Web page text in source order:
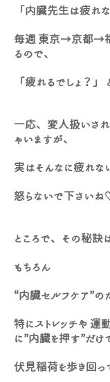
「内臓先生は疲れ
毎週 東京→京都→福
るので、
「疲れるでしょ？」
一応、変人扱いされ
ゃいますが、
実はそんなに疲れな
怒らないで下さい
ところで、その秘訣
もちろん
“内臓セルフケア”の
特にストレッチや
に”内臓を押す”だけ
伏見稲荷を歩き回っ